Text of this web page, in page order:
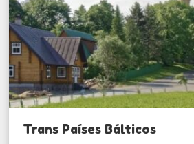
Trans Países Bálticos